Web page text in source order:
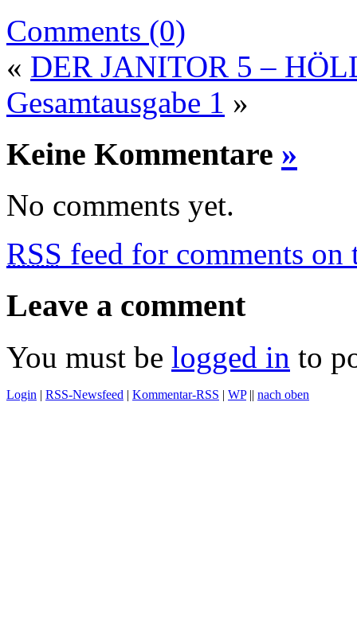
Comments (0)
« DER JANITOR 5 –
Gesamtausgabe 1 »
Keine Kommentare »
No comments yet.
RSS feed for comments on
Leave a comment
You must be logged in to
Login | RSS-Newsfeed | Kommentar-RSS | WP|| nach oben